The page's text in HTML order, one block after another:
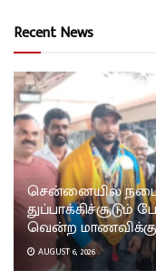
Recent News
சென்னையில்
வென்ற மாணவிக்கு
AUGUST 6, 2026